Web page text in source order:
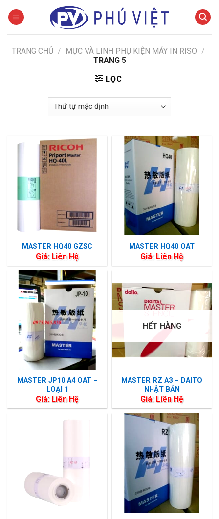
TRANG CHỦ / MỰC VÀ LINH PHỤ KIỆN MÁY IN RISO /
TRANG 5
LỌC
MASTER HQ40 GZSC
Giá: Liên Hệ
MASTER HQ40 OAT
Giá: Liên Hệ
MASTER JP10 A4 OAT –
LOẠI 1
Giá: Liên Hệ
HẾT HÀNG
MASTER RZ A3 – DAITO
NHẬT BẢN
Giá: Liên Hệ